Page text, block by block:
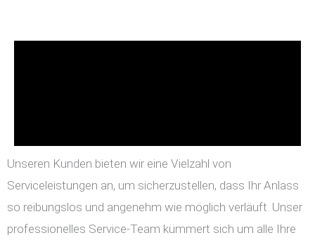
Unseren Kunden bieten wir eine Vielzahl von
Serviceleistungen an, um sicherzustellen, dass Ihr Anlass
so reibungslos und angenehm wie möglich verläuft. Unser
professionelles Service-Team kümmert sich um alle Ihre